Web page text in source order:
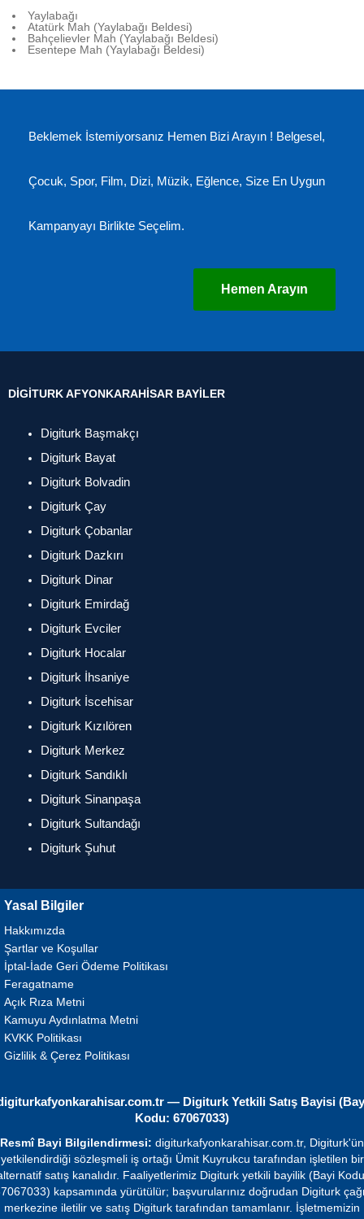
Yaylabağı
Atatürk Mah (Yaylabağı Beldesi)
Bahçelievler Mah (Yaylabağı Beldesi)
Esentepe Mah (Yaylabağı Beldesi)
Beklemek İstemiyorsanız Hemen Bizi Arayın ! Belgesel,
Çocuk, Spor, Film, Dizi, Müzik, Eğlence, Size En Uygun
Kampanyayı Birlikte Seçelim.
Hemen Arayın
DIGITURK AFYONKARAHISAR BAYILER
Digiturk Başmakçı
Digiturk Bayat
Digiturk Bolvadin
Digiturk Çay
Digiturk Çobanlar
Digiturk Dazkırı
Digiturk Dinar
Digiturk Emirdağ
Digiturk Evciler
Digiturk Hocalar
Digiturk İhsaniye
Digiturk İscehisar
Digiturk Kızılören
Digiturk Merkez
Digiturk Sandıklı
Digiturk Sinanpaşa
Digiturk Sultandağı
Digiturk Şuhut
Yasal Bilgiler
Hakkımızda
Şartlar ve Koşullar
İptal-İade Geri Ödeme Politikası
Feragatname
Açık Rıza Metni
Kamuyu Aydınlatma Metni
KVKK Politikası
Gizlilik & Çerez Politikası
— Digiturk Yetkili Satış Bayisi
Kodu: 67067033)
Resmî Bayi Bilgilendirmesi: digiturkafyonkarahisar.com.tr, Digiturk'ün
yetkilendirdiği sözleşmeli iş ortağı Ümit Kuyrukcu tarafından işletilen bir
satış kanalıdır. Faaliyetlerimiz Digiturk yetkili bayilik (Bayi
kapsamında yürütülür; başvurularınız doğrudan Digiturk
merkezine iletilir ve satış Digiturk tarafından tamamlanır. İşletmemizin